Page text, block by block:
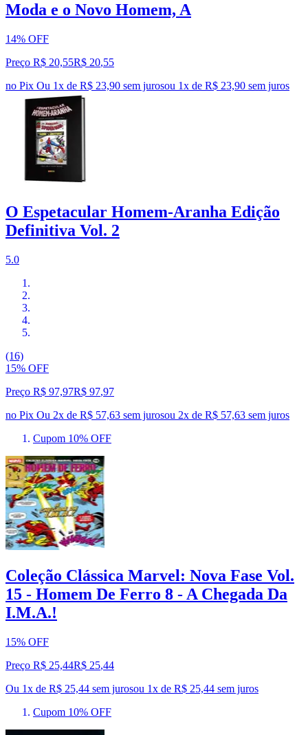
Moda e o Novo Homem, A
14% OFF
Preço R$ 20,55R$ 20,55
no Pix Ou 1x de R$ 23,90 sem jurosou 1x de R$ 23,90 sem juros
O Espetacular Homem-Aranha Edição
Definitiva Vol. 2
5.0
(16)
15% OFF
Preço R$ 97,97R$ 97,97
no Pix Ou 2x de R$ 57,63 sem jurosou 2x de R$ 57,63 sem juros
Cupom 10% OFF
Coleção Clássica Marvel: Nova Fase Vol.
15 - Homem De Ferro 8 - A Chegada Da
I.M.A.!
15% OFF
Preço R$ 25,44R$ 25,44
Ou 1x de R$ 25,44 sem jurosou 1x de R$ 25,44 sem juros
Cupom 10% OFF